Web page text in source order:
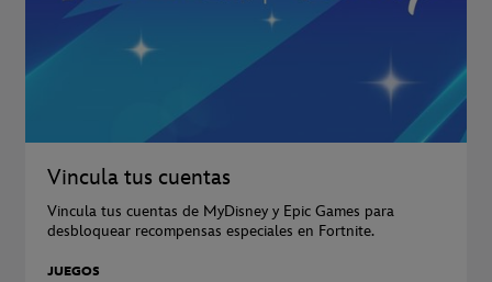
Vincula tus cuentas
Vincula tus cuentas de MyDisney y Epic Games para
desbloquear recompensas especiales en Fortnite.
JUEGOS